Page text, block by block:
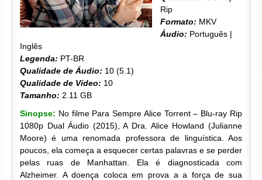
Rip
Formato: MKV
Áudio: Português |
Inglês
Legenda: PT-BR
Qualidade de Áudio: 10 (5.1)
Qualidade de Vídeo: 10
Tamanho: 2.11 GB
Sinopse: No filme Para Sempre Alice Torrent – Blu-ray Rip
1080p Dual Áudio (2015), A Dra. Alice Howland (Julianne
Moore) é uma renomada professora de linguística. Aos
poucos, ela começa a esquecer certas palavras e se perder
pelas ruas de Manhattan. Ela é diagnosticada com
Alzheimer. A doença coloca em prova a a força de sua